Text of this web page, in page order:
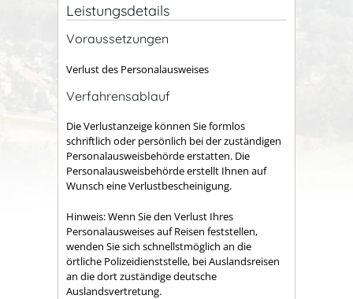
Leistungsdetails
Voraussetzungen
Verlust des Personalausweises
Verfahrensablauf
Die Verlustanzeige können Sie formlos
schriftlich oder persönlich bei der zuständigen
Personalausweisbehörde erstatten. Die
Personalausweisbehörde erstellt Ihnen auf
Wunsch eine Verlustbescheinigung.
Hinweis: Wenn Sie den Verlust Ihres
Personalausweises auf Reisen feststellen,
wenden Sie sich schnellstmöglich an die
örtliche Polizeidienststelle, bei Auslandsreisen
an die dort zuständige deutsche
Auslandsvertretung.